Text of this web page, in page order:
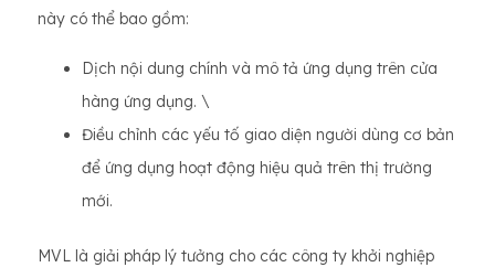
này có thể bao gồm:
Dịch nội dung chính và mô tả ứng dụng trên cửa
hàng ứng dụng. \
Điều chỉnh các yếu tố giao diện người dùng cơ bản
để ứng dụng hoạt động hiệu quả trên thị trường
mới.
MVL là giải pháp lý tưởng cho các công ty khởi nghiệp